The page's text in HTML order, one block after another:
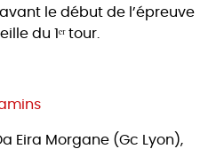
le début de l’épreuve
du 1ᵉʳ tour.
Eira Morgane (Gc Lyon),